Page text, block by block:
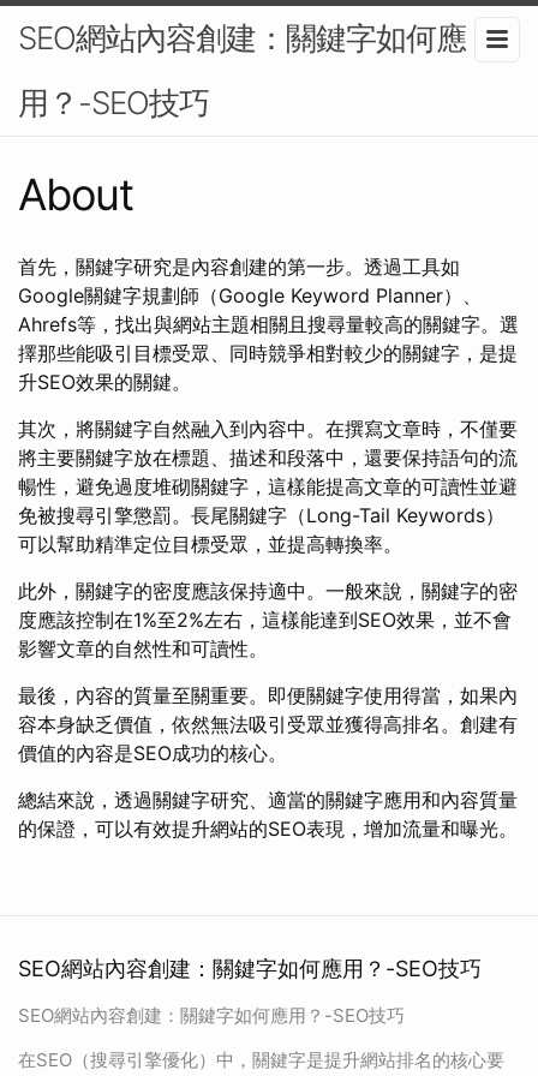
SEO網站內容創建：關鍵字如何應
用？-SEO技巧
About
首先，關鍵字研究是內容創建的第一步。透過工具如
Google關鍵字規劃師（Google Keyword Planner）、
Ahrefs等，找出與網站主題相關且搜尋量較高的關鍵字。選
擇那些能吸引目標受眾、同時競爭相對較少的關鍵字，是提
升SEO效果的關鍵。
其次，將關鍵字自然融入到內容中。在撰寫文章時，不僅要
將主要關鍵字放在標題、描述和段落中，還要保持語句的流
暢性，避免過度堆砌關鍵字，這樣能提高文章的可讀性並避
免被搜尋引擎懲罰。長尾關鍵字（Long-Tail Keywords）
可以幫助精準定位目標受眾，並提高轉換率。
此外，關鍵字的密度應該保持適中。一般來說，關鍵字的密
度應該控制在1%至2%左右，這樣能達到SEO效果，並不會
影響文章的自然性和可讀性。
最後，內容的質量至關重要。即便關鍵字使用得當，如果內
容本身缺乏價值，依然無法吸引受眾並獲得高排名。創建有
價值的內容是SEO成功的核心。
總結來說，透過關鍵字研究、適當的關鍵字應用和內容質量
的保證，可以有效提升網站的SEO表現，增加流量和曝光。
SEO網站內容創建：關鍵字如何應用？-SEO技巧
SEO網站內容創建：關鍵字如何應用？-SEO技巧
在SEO（搜尋引擎優化）中，關鍵字是提升網站排名的核心要